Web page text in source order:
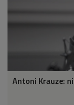
Antoni Krauze: